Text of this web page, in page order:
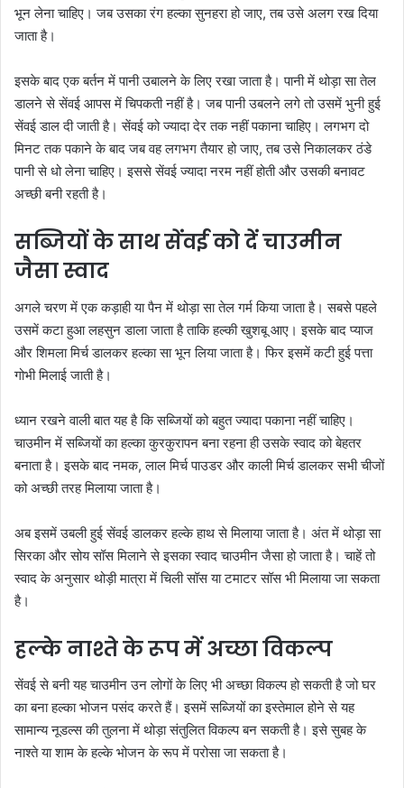
भून लेना चाहिए। जब उसका रंग हल्का सुनहरा हो जाए, तब उसे अलग रख दिया
जाता है।
इसके बाद एक बर्तन में पानी उबालने के लिए रखा जाता है। पानी में थोड़ा सा तेल
डालने से सेंवई आपस में चिपकती नहीं है। जब पानी उबलने लगे तो उसमें भुनी हुई
सेंवई डाल दी जाती है। सेंवई को ज्यादा देर तक नहीं पकाना चाहिए। लगभग दो
मिनट तक पकाने के बाद जब वह लगभग तैयार हो जाए, तब उसे निकालकर ठंडे
पानी से धो लेना चाहिए। इससे सेंवई ज्यादा नरम नहीं होती और उसकी बनावट
अच्छी बनी रहती है।
सब्जियों के साथ सेंवई को दें चाउमीन
जैसा स्वाद
अगले चरण में एक कड़ाही या पैन में थोड़ा सा तेल गर्म किया जाता है। सबसे पहले
उसमें कटा हुआ लहसुन डाला जाता है ताकि हल्की खुशबू आए। इसके बाद प्याज
और शिमला मिर्च डालकर हल्का सा भून लिया जाता है। फिर इसमें कटी हुई पत्ता
गोभी मिलाई जाती है।
ध्यान रखने वाली बात यह है कि सब्जियों को बहुत ज्यादा पकाना नहीं चाहिए।
चाउमीन में सब्जियों का हल्का कुरकुरापन बना रहना ही उसके स्वाद को बेहतर
बनाता है। इसके बाद नमक, लाल मिर्च पाउडर और काली मिर्च डालकर सभी चीजों
को अच्छी तरह मिलाया जाता है।
अब इसमें उबली हुई सेंवई डालकर हल्के हाथ से मिलाया जाता है। अंत में थोड़ा सा
सिरका और सोय सॉस मिलाने से इसका स्वाद चाउमीन जैसा हो जाता है। चाहें तो
स्वाद के अनुसार थोड़ी मात्रा में चिली सॉस या टमाटर सॉस भी मिलाया जा सकता
है।
हल्के नाश्ते के रूप में अच्छा विकल्प
सेंवई से बनी यह चाउमीन उन लोगों के लिए भी अच्छा विकल्प हो सकती है जो घर
का बना हल्का भोजन पसंद करते हैं। इसमें सब्जियों का इस्तेमाल होने से यह
सामान्य नूडल्स की तुलना में थोड़ा संतुलित विकल्प बन सकती है। इसे सुबह के
नाश्ते या शाम के हल्के भोजन के रूप में परोसा जा सकता है।